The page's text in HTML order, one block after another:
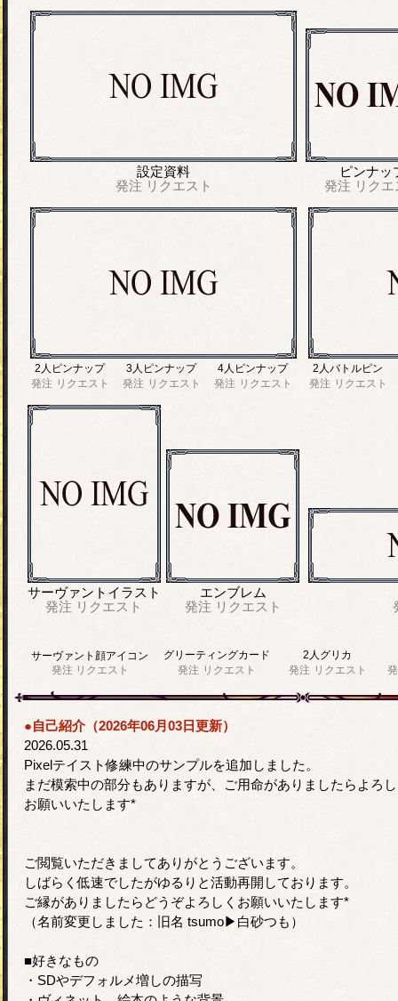
設定資料
発注 リクエスト
ピンナッ
発注 リク
2人ピンナップ
発注 リクエスト
3人ピンナップ
発注 リクエスト
4人ピンナップ
発注 リクエスト
2人バトルピン
発注 リクエスト
サーヴァントイラスト
発注 リクエスト
エンブレム
発注 リクエスト
サーヴァント顔アイコン
発注 リクエスト
グリーティングカード
発注 リクエスト
2人グリカ
発注 リクエスト
●自己紹介（2026年06月03日更新）
2026.05.31
Pixelテイスト修練中のサンプルを追加しました。
まだ模索中の部分もありますが、ご用命がありましたらよろ
お願いいたします*
ご閲覧いただきましてありがとうございます。
しばらく低速でしたがゆるりと活動再開しております。
ご縁がありましたらどうぞよろしくお願いいたします*
（名前変更しました：旧名 tsumo▶︎白砂つも）
■好きなもの
・SDやデフォルメ増しの描写